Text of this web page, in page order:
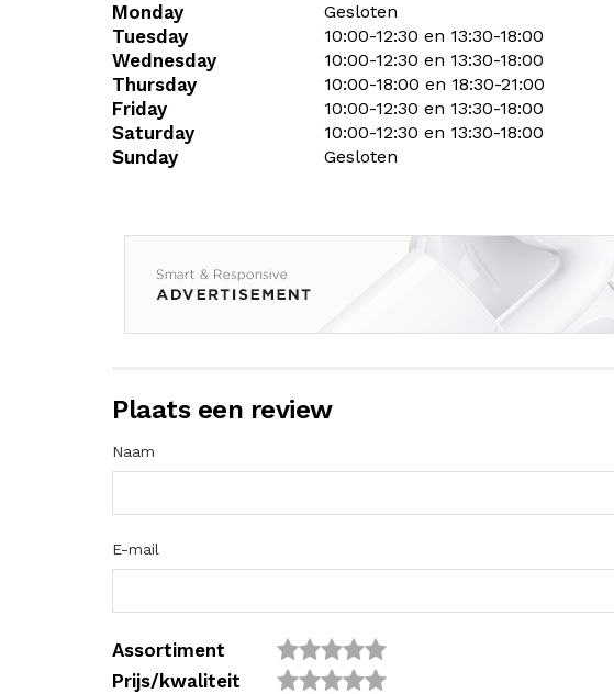
Monday Gesloten
Tuesday 10:00-12:30 en 13:30-18:00
Wednesday 10:00-12:30 en 13:30-18:00
Thursday 10:00-18:00 en 18:30-21:00
Friday 10:00-12:30 en 13:30-18:00
Saturday 10:00-12:30 en 13:30-18:00
Sunday Gesloten
Plaats een review
Naam
E-mail
Assortiment
Prijs/kwaliteit